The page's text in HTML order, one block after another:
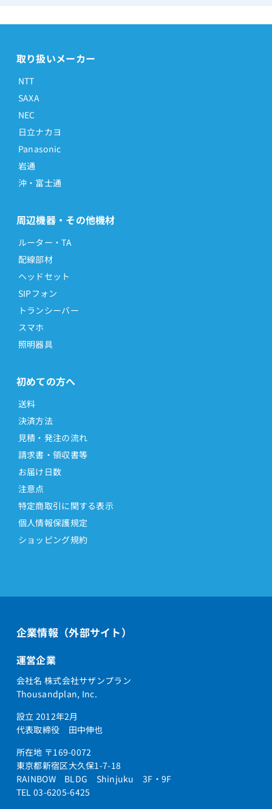
取り扱いメーカー
NTT
SAXA
NEC
日立ナカヨ
Panasonic
岩通
沖・富士通
周辺機器・その他機材
ルーター・TA
配線部材
ヘッドセット
SIPフォン
トランシーバー
スマホ
照明器具
初めての方へ
送料
決済方法
見積・発注の流れ
請求書・領収書等
お届け日数
注意点
特定商取引に関する表示
個人情報保護規定
ショッピング規約
企業情報（外部サイト）
運営企業
会社名 株式会社サザンプラン
Thousandplan, Inc.
設立 2012年2月
代表取締役 田中伸也
所在地 〒169-0072
東京都新宿区大久保1-7-18
RAINBOW BLDG Shinjuku 3F・9F
TEL 03-6205-6425